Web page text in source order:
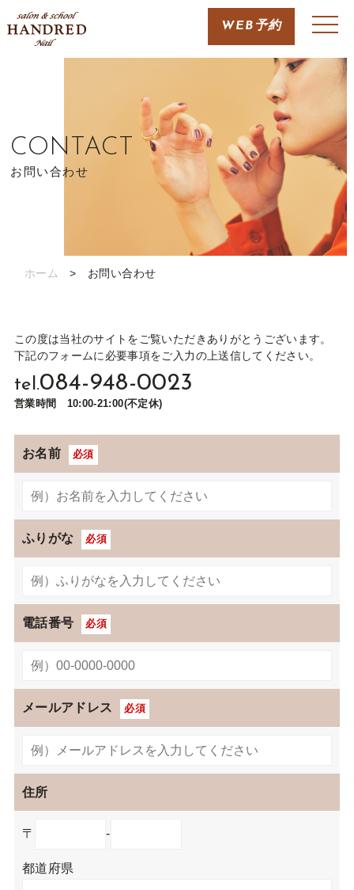
WEB予約
CONTACT
お問い合わせ
ホーム > お問い合わせ
この度は当社のサイトをご覧いただきありがとうございます。
下記のフォームに必要事項をご入力の上送信してください。
tel.084-948-0023
営業時間 10:00-21:00(不定休)
お名前 必須
ふりがな 必須
電話番号 必須
メールアドレス 必須
住所
〒 ‐
都道府県